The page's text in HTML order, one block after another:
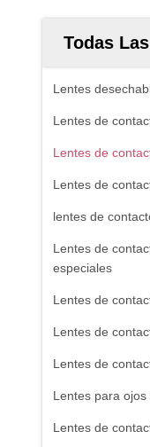
Todas
Lentes
Lentes de
Lentes de
Lentes de
lentes de
Lentes de
especiales
Lentes de
Lentes de
Lentes de
Lentes para ojos
Lentes de